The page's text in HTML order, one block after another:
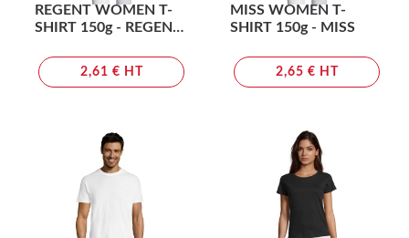
REGENT WOMEN T-
SHIRT 150g - REGENT
2,61 € HT
MISS WOMEN T-
SHIRT 150g - MISS
2,65 € HT